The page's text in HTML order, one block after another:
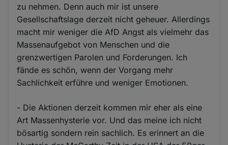
zu nehmen. Denn auch mir ist unsere
Gesellschaftslage derzeit nicht geheuer. Allerdings
macht mir weniger die AfD Angst als vielmehr das
Massenaufgebot von Menschen und die
grenzwertigen Parolen und Forderungen. Ich
fände es schön, wenn der Vorgang mehr
Sachlichkeit erführe und weniger Emotionen.
- Die Aktionen derzeit kommen mir eher als eine
Art Massenhysterie vor. Und das meine ich nicht
bösartig sondern rein sachlich. Es erinnert an die